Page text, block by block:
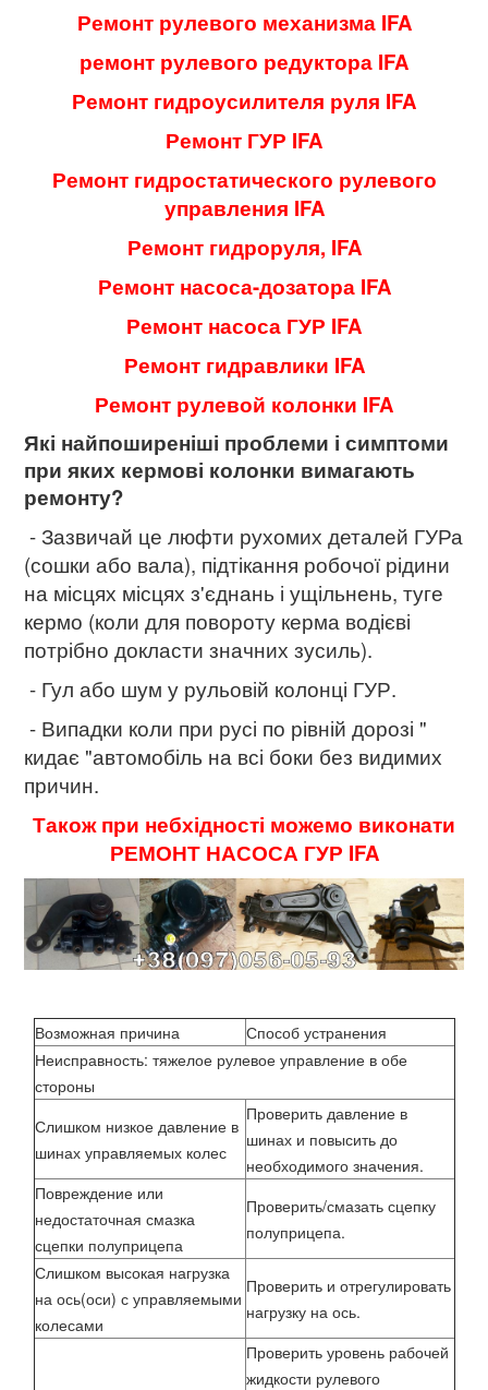
Ремонт рулевого механизма IFA
ремонт рулевого редуктора IFA
Ремонт гидроусилителя руля IFA
Ремонт ГУР IFA
Ремонт гидростатического рулевого
управления IFA
Ремонт гидроруля, IFA
Ремонт насоса-дозатора IFA
Ремонт насоса ГУР IFA
Ремонт гидравлики IFA
Ремонт рулевой колонки IFA
Які найпоширеніші проблеми і симптоми
при яких кермові колонки вимагають
ремонту?
- Зазвичай це люфти рухомих деталей ГУРа
(сошки або вала), підтікання робочої рідини
на місцях місцях з'єднань і ущільнень, туге
кермо (коли для повороту керма водієві
потрібно докласти значних зусиль).
- Гул або шум у рульовій колонці ГУР.
- Випадки коли при русі по рівній дорозі "
кидає "автомобіль на всі боки без видимих ​​
причин.
Також при небхідності можемо виконати
РЕМОНТ НАСОСА ГУР IFA
Возможная причина
Способ устранения
Неисправность: тяжелое рулевое управление в обе
стороны
Слишком низкое давление в
шинах управляемых колес
Проверить давление в
шинах и повысить до
необходимого значения.
Повреждение или
недостаточная смазка
сцепки полуприцепа
Проверить/смазать сцепку
полуприцепа.
Слишком высокая нагрузка
на ось(оси) с управляемыми
колесами
Проверить и отрегулировать
нагрузку на ось.
Проверить уровень рабочей
жидкости рулевого